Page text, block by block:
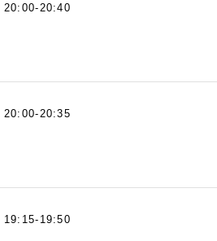
, 20:00-20:40
, 20:00-20:35
, 19:15-19:50